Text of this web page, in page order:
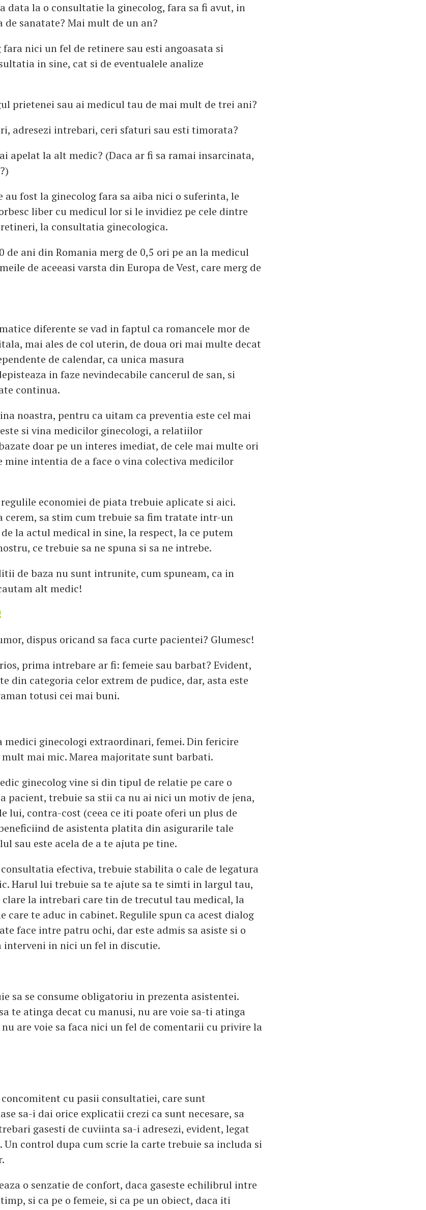
data la o consultatie la ginecolog, fara sa fi avut, in
sanatate? Mai mult de un an?
nici un fel de retinere sau esti angoasata si
in sine, cat si de eventualele analize
prietenei sau ai medicul tau de mai mult de trei ani?
adresezi intrebari, ceri sfaturi sau esti timorata?
apelat la alt medic? (Daca ar fi sa ramai insarcinata,
au fost la ginecolog fara sa aiba nici o suferinta, le
liber cu medicul lor si le invidiez pe cele dintre
la consultatia ginecologica.
de ani din Romania merg de 0,5 ori pe an la medicul
de aceeasi varsta din Europa de Vest, care merg de
diferente se vad in faptul ca romancele mor de
mai ales de col uterin, de doua ori mai multe decat
de calendar, ca unica masura
in faze nevindecabile cancerul de san, si
continua.
noastra, pentru ca uitam ca preventia este cel mai
si vina medicilor ginecologi, a relatiilor
doar pe un interes imediat, de cele mai multe ori
mine intentia de a face o vina colectiva medicilor
regulile economiei de piata trebuie aplicate si aici.
cerem, sa stim cum trebuie sa fim tratate intr-un
la actul medical in sine, la respect, la ce putem
ce trebuie sa ne spuna si sa ne intrebe.
de baza nu sunt intrunite, cum spuneam, ca in
alt medic!
dispus oricand sa faca curte pacientei? Glumesc!
prima intrebare ar fi: femeie sau barbat? Evident,
din categoria celor extrem de pudice, dar, asta este
totusi cei mai buni.
medici ginecologi extraordinari, femei. Din fericire
mai mic. Marea majoritate sunt barbati.
ginecolog vine si din tipul de relatie pe care o
pacient, trebuie sa stii ca nu ai nici un motiv de jena,
lui, contra-cost (ceea ce iti poate oferi un plus de
de asistenta platita din asigurarile tale
sau este acela de a te ajuta pe tine.
efectiva, trebuie stabilita o cale de legatura
Harul lui trebuie sa te ajute sa te simti in largul tau,
la intrebari care tin de trecutul tau medical, la
care te aduc in cabinet. Regulile spun ca acest dialog
face intre patru ochi, dar este admis sa asiste si o
interveni in nici un fel in discutie.
sa se consume obligatoriu in prezenta asistentei.
te atinga decat cu manusi, nu are voie sa-ti atinga
are voie sa faca nici un fel de comentarii cu privire la
cu pasii consultatiei, care sunt
sa-i dai orice explicatii crezi ca sunt necesare, sa
gasesti de cuviinta sa-i adresezi, evident, legat
Un control dupa cum scrie la carte trebuie sa includa si
o senzatie de confort, daca gaseste echilibrul intre
si ca pe o femeie, si ca pe un obiect, daca iti